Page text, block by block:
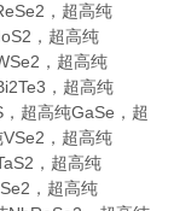
，超高纯
，超高纯
，超高纯
，超高纯
超高纯GaSe，超
，超高纯
，超高纯
，超高纯